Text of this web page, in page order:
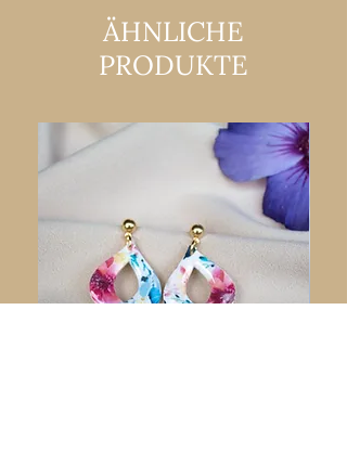
ÄHNLICHE
PRODUKTE